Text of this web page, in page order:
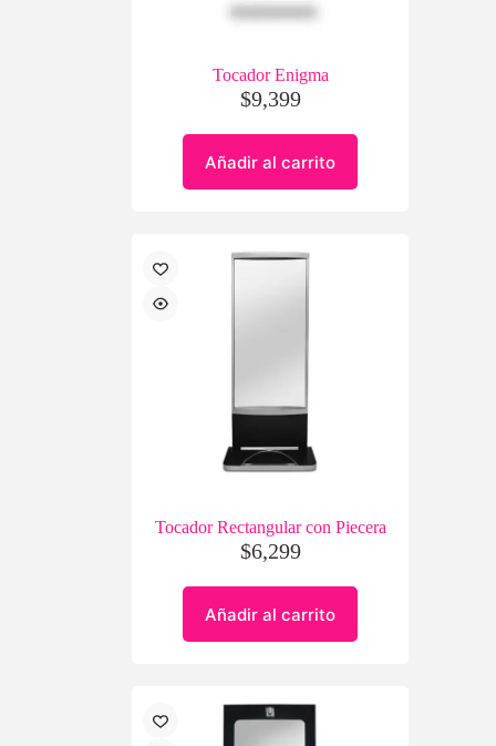
Tocador Enigma
$9,399
Añadir al carrito
Tocador Rectangular con Piecera
$6,299
Añadir al carrito